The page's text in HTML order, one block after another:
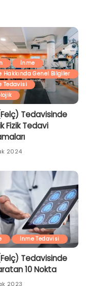
İnme
Hakkında Genel Bilgiler
Tedavisi
Tedavisinde
Fizik Tedavi
2024
İnme Tedavisi
Tedavisinde
10 Nokta
2023